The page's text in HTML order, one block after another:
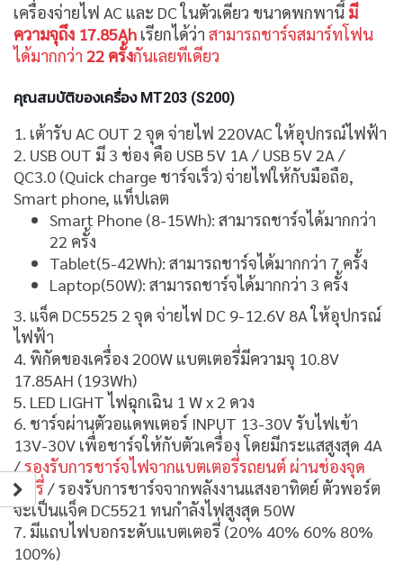
เครื่องจ่ายไฟ AC และ DC ในตัวเดียว ขนาดพกพานี้ มี
ความจุถึง 17.85Ah เรียกได้ว่า สามารถชาร์จสมาร์ทโฟน
ได้มากกว่า 22 ครั้งกันเลยทีเดียว
คุณสมบัติของเครื่อง MT203 (S200)
1. เต้ารับ AC OUT 2 จุด จ่ายไฟ 220VAC ให้อุปกรณ์ไฟฟ้า
2. USB OUT มี 3 ช่อง คือ USB 5V 1A / USB 5V 2A /
QC3.0 (Quick charge ชาร์จเร็ว) จ่ายไฟให้กับมือถือ,
Smart phone, แท็ปเลต
Smart Phone (8-15Wh): สามารถชาร์จได้มากกว่า
22 ครั้ง
Tablet(5-42Wh): สามารถชาร์จได้มากกว่า 7 ครั้ง
Laptop(50W): สามารถชาร์จได้มากกว่า 3 ครั้ง
3. แจ็ค DC5525 2 จุด จ่ายไฟ DC 9-12.6V 8A ให้อุปกรณ์
ไฟฟ้า
4. พิกัดของเครื่อง 200W แบตเตอรี่มีความจุ 10.8V
17.85AH (193Wh)
5. LED LIGHT ไฟฉุกเฉิน 1 W x 2 ดวง
6. ชาร์จผ่านตัวอแดพเตอร์ INPUT 13-30V รับไฟเข้า
13V-30V เพื่อชาร์จให้กับตัวเครื่อง โดยมีกระแสสูงสุด 4A
/รองรับการชาร์จไฟจากแบตเตอรี่รถยนต์ ผ่านช่องจุด
บุหรี่/ รองรับการชาร์จจากพลังงานแสงอาทิตย์ ตัวพอร์ต
จะเป็นแจ็ค DC5521 ทนกำลังไฟสูงสุด 50W
7. มีแถบไฟบอกระดับแบตเตอรี่ (20% 40% 60% 80%
100%)